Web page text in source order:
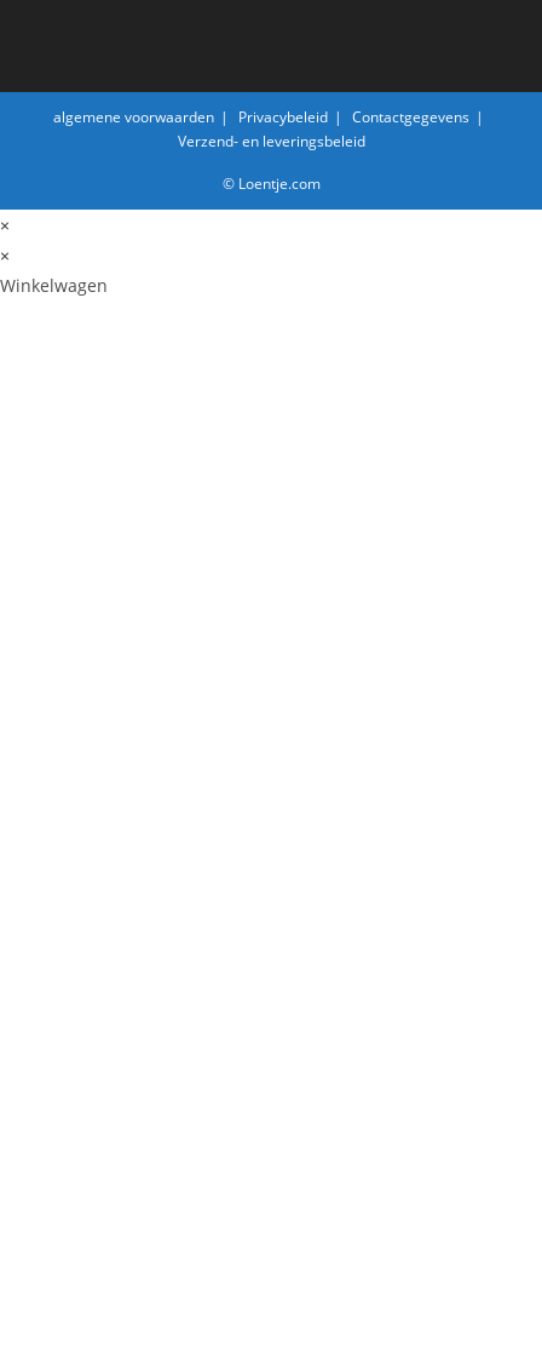
algemene voorwaarden Privacybeleid
Contactgegevens
Verzend- en leveringsbeleid
© Loentje.com
×
×
Winkelwagen